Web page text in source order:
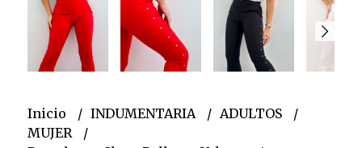
Inicio INDUMENTARIA
ADULTOS
MUJER